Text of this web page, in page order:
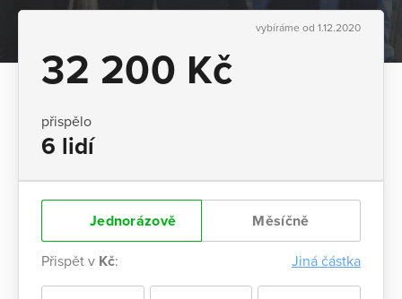
vybíráme od 1.12.2020
32 200 Kč
přispělo
6 lidí
Jednorázově Měsíčně
Přispět v Kč: Jiná částka